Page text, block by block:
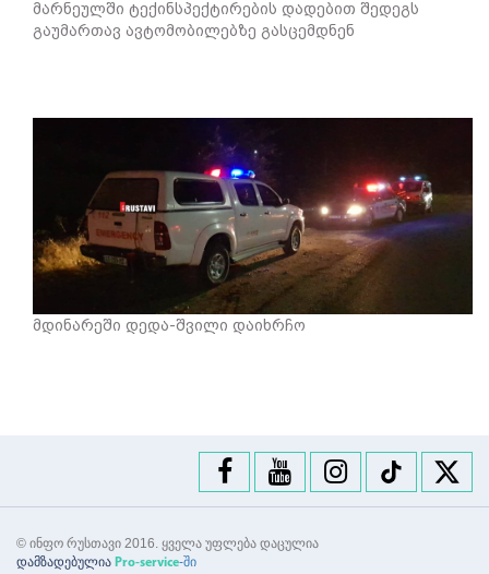
მარნეულში ტექინსპექტირების დადებით შედეგს
გაუმართავ ავტომობილებზე გასცემდნენ
მდინარეში დედა-შვილი დაიხრჩო
© ინფო რუსთავი 2016. ყველა უფლება დაცულია
დამზადებულია Pro-service-ში